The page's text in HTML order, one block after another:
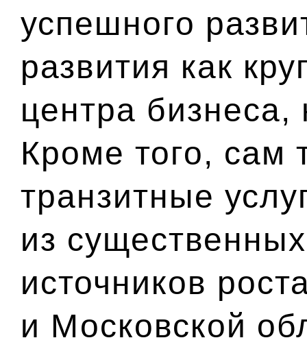
успешного
развития как
центра бизнеса,
Кроме того, сам
транзитные
из
источников
и Московской